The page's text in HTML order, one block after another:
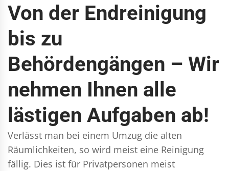
Von der Endreinigung
bis zu
Behördengängen – Wir
nehmen Ihnen alle
lästigen Aufgaben ab!
Verlässt man bei einem Umzug die alten
Räumlichkeiten, so wird meist eine Reinigung
fällig. Dies ist für Privatpersonen meist